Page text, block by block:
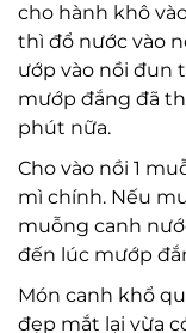
cho hành khô
thì đổ nước vào
ướp vào nồi đun
mướp đắng đã
phút nữa.
Cho vào nồi 1
mì chính. Nếu
muỗng canh
đến lúc mướp
Món canh khổ
đẹp mắt lại vừa